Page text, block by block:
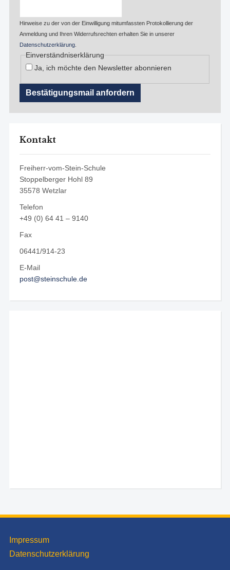
Hinweise zu der von der Einwilligung mitumfassten Protokollierung der
Anmeldung und Ihren Widerrufsrechten erhalten Sie in unserer
Datenschutzerklärung.
Einverständniserklärung
Ja, ich möchte den Newsletter abonnieren
Kontakt
Freiherr-vom-Stein-Schule
Stoppelberger Hohl 89
35578 Wetzlar
Telefon
+49 (0) 64 41 – 9140
Fax
06441/914-23
E-Mail
post@steinschule.de
Impressum
Datenschutzerklärung